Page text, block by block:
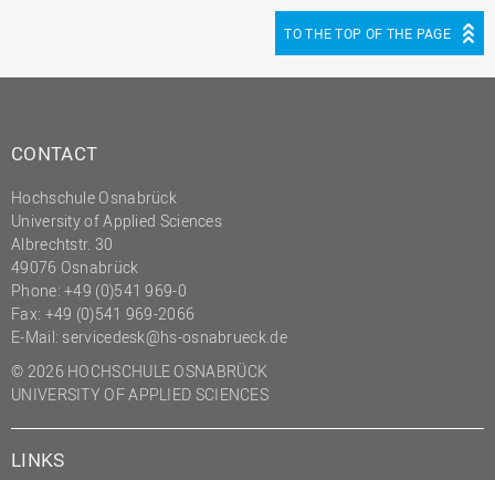
Recht
Studierendensekretariat
Studium und Lehre
Transfer- und
Innovationsmanagement
TO THE TOP OF THE PAGE
CONTACT
Hochschule Osnabrück
University of Applied Sciences
Albrechtstr. 30
49076 Osnabrück
Phone: +49 (0)541 969-0
Fax: +49 (0)541 969-2066
E-Mail: servicedesk@hs-osnabrueck.de
© 2026 HOCHSCHULE OSNABRÜCK
UNIVERSITY OF APPLIED SCIENCES
LINKS